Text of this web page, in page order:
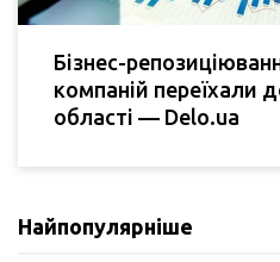
Бізнес-
компаній переїхали
області — Delo.ua
Найпопулярніше